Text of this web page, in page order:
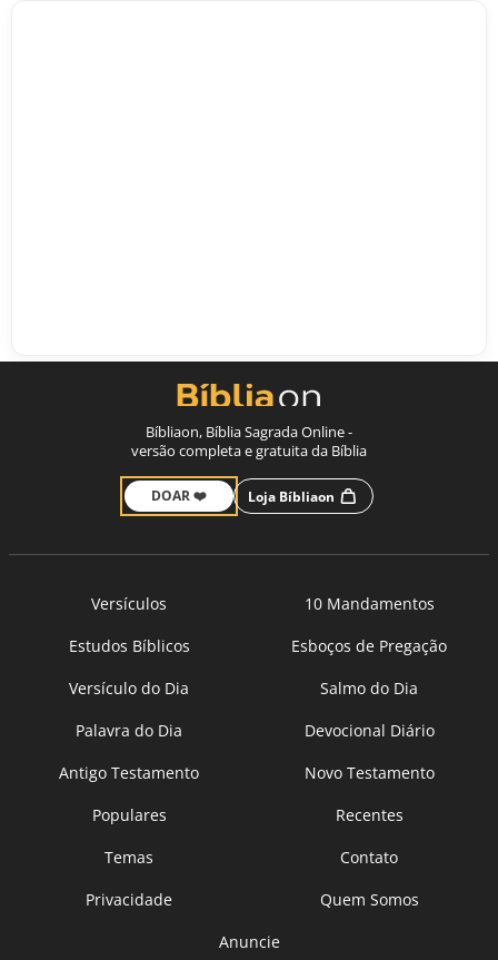
Bíbliaon, Bíblia Sagrada Online -
versão completa e gratuita da Bíblia
DOAR ❤️ Loja Bíbliaon
Versículos
10 Mandamentos
Estudos Bíblicos
Esboços de Pregação
Versículo do Dia
Salmo do Dia
Palavra do Dia
Devocional Diário
Antigo Testamento
Novo Testamento
Populares
Recentes
Temas
Contato
Privacidade
Quem Somos
Anuncie